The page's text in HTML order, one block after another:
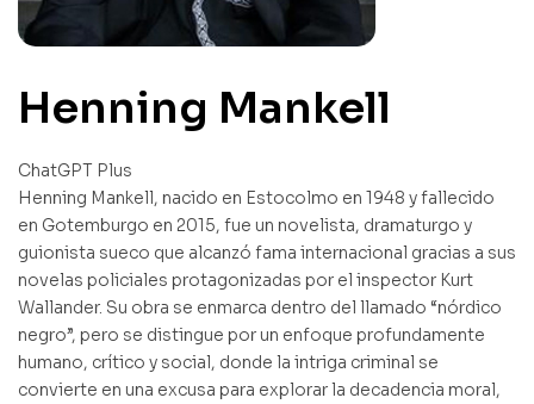
Henning Mankell
ChatGPT Plus
Henning Mankell, nacido en Estocolmo en 1948 y fallecido
en Gotemburgo en 2015, fue un novelista, dramaturgo y
guionista sueco que alcanzó fama internacional gracias a sus
novelas policiales protagonizadas por el inspector Kurt
Wallander. Su obra se enmarca dentro del llamado “nórdico
negro”, pero se distingue por un enfoque profundamente
humano, crítico y social, donde la intriga criminal se
convierte en una excusa para explorar la decadencia moral,